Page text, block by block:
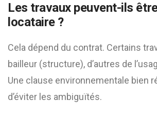
Les travaux peuvent-ils
locataire ?
Cela dépend du contrat. Certains
bailleur (structure), d’autres de
Une clause environnementale bien
d’éviter les ambiguïtés.